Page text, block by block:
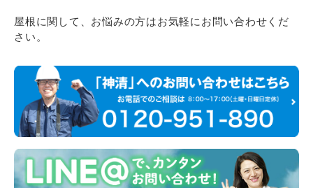
屋根に関して、お悩みの方はお気軽にお問い合わせくだ
さい。